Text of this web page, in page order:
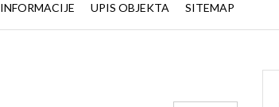
INFORMACIJE UPIS OBJEKTA SITEMAP